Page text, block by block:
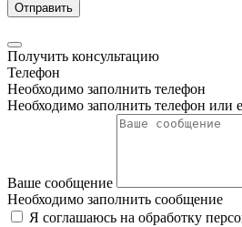
Отправить
Получить консультацию
Телефон
Необходимо заполнить телефон
Необходимо заполнить телефон или
Ваше сообщение
Необходимо заполнить сообщение
Я соглашаюсь на обработку